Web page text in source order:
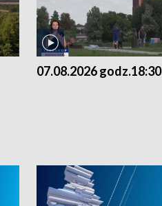
07.08.2026 godz.18:30